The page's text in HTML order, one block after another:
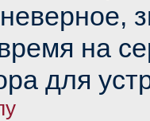
на
для